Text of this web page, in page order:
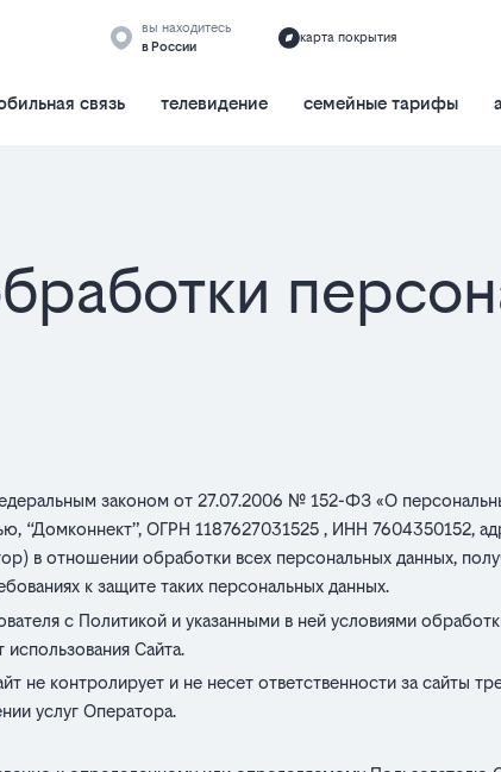
вы находитесь
в России
карта покрытия
связь телевидение семейные тарифы
законом от 27.07.2006 № 152-ФЗ «О
“Домконнект”, ОГРН 1187627031525 , ИНН 7604350152,
в отношении обработки всех персональных данных,
к защите таких персональных данных.
с Политикой и указанными в ней условиями
Сайта.
не контролирует и не несет ответственности за сайты
услуг Оператора.